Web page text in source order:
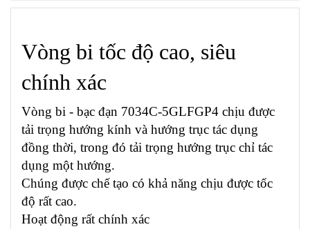
Vòng bi tốc độ cao, siêu
chính xác
Vòng bi - bạc đạn 7034C-5GLFGP4 chịu được
tải trọng hướng kính và hướng trục tác dụng
đồng thời, trong đó tải trọng hướng trục chỉ tác
dụng một hướng.
Chúng được chế tạo có khả năng chịu được tốc
độ rất cao.
Hoạt động rất chính xác